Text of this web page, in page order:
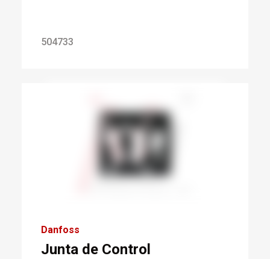
504733
Danfoss
Junta de Control